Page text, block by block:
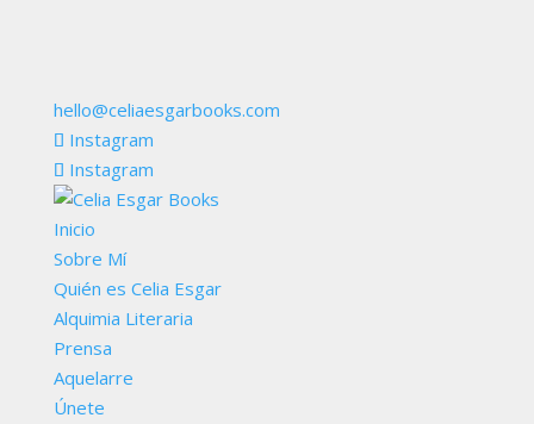
hello@celiaesgarbooks.com
Instagram
Instagram
Inicio
Sobre Mí
Quién es Celia Esgar
Alquimia Literaria
Prensa
Aquelarre
Únete